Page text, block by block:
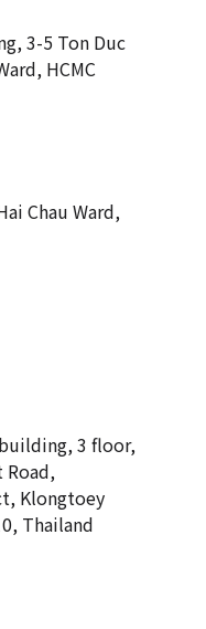
3-5 Ton Duc
HCMC
Chau Ward,
3 floor,
Road,
Klongtoey
Thailand